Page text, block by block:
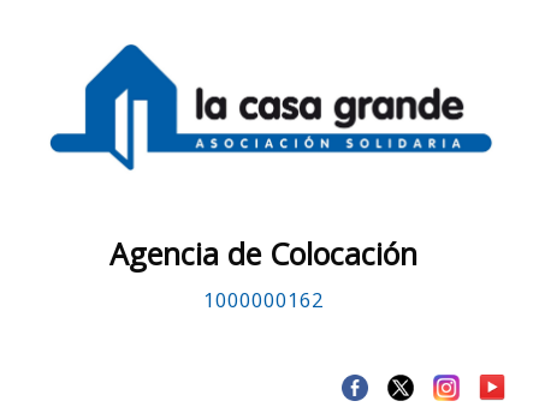
Agencia de Colocación
1000000162